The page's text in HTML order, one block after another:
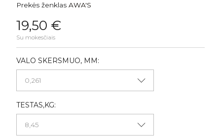
Prekės ženklas AWA'S
19,50 €
Su mokesčiais
VALO SKERSMUO, MM:
TESTAS,KG: